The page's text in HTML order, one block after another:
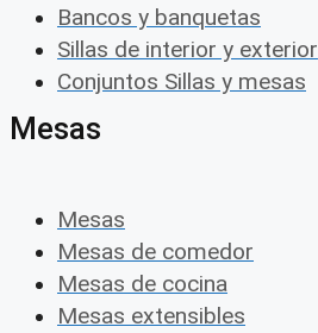
Bancos y banquetas
Sillas de interior y exterior
Conjuntos Sillas y mesas
Mesas
Mesas
Mesas de comedor
Mesas de cocina
Mesas extensibles